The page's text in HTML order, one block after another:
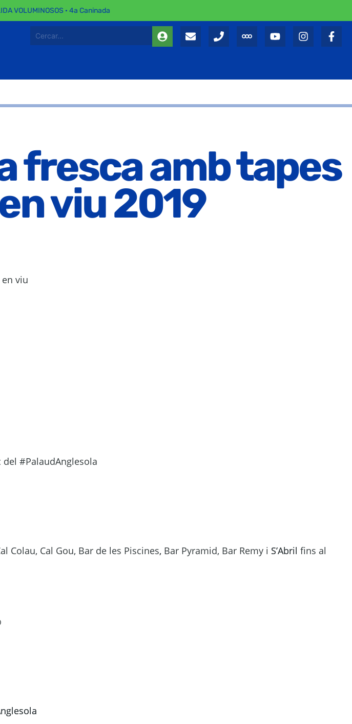
VOLUMINOSOS · 4a Caninada
fresca amb tapes
viu 2019
viu
del #PalaudAnglesola
Colau, Cal Gou, Bar de les Piscines, Bar Pyramid, Bar Remy i S’Abril fins al